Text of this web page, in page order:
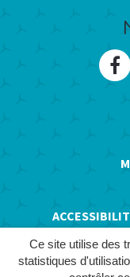
Ce site utilise des
statistiques